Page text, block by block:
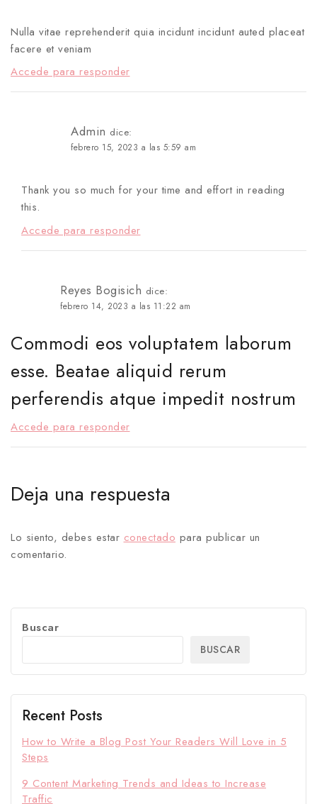
Nulla vitae reprehenderit quia incidunt incidunt auted placeat
facere et veniam
Accede para responder
Admin dice:
febrero 15, 2023 a las 5:59 am
Thank you so much for your time and effort in reading
this.
Accede para responder
Reyes Bogisich dice:
febrero 14, 2023 a las 11:22 am
Commodi eos voluptatem laborum
esse. Beatae aliquid rerum
perferendis atque impedit nostrum
Accede para responder
Deja una respuesta
Lo siento, debes estar conectado para publicar un
comentario.
Buscar
BUSCAR
Recent Posts
How to Write a Blog Post Your Readers Will Love in 5
Steps
9 Content Marketing Trends and Ideas to Increase
Traffic